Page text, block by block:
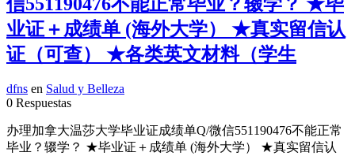
业证＋成绩单 (海外大学） ★真实留信认
证（可查） ★各类英文材料（学生
dfns en Salud y Belleza
0 Respuestas
办理加拿大温莎大学毕业证成绩单Q/微信551190476不能正常
毕业？辍学？ ★毕业证＋成绩单 (海外大学） ★真实留信认